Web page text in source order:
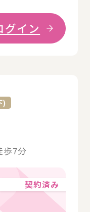
グイン
)
7分
契約済み